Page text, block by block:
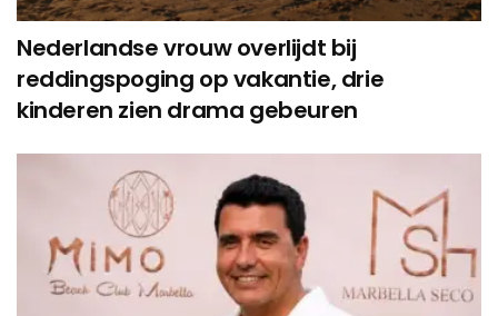
Nederlandse vrouw overlijdt bij
reddingspoging op vakantie, drie
kinderen zien drama gebeuren